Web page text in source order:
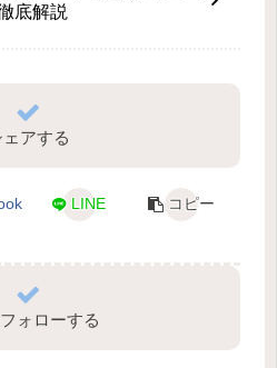
底解説
ェアする
LINE コピー
ォローする